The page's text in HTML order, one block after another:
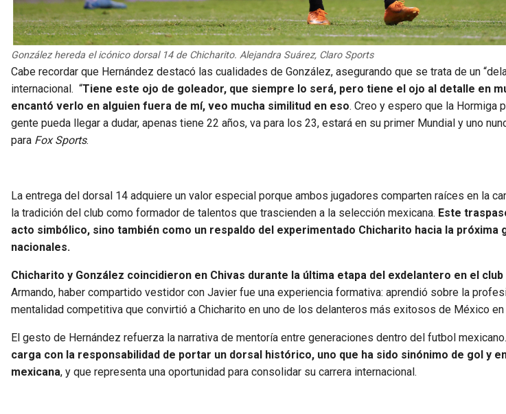
González hereda el icónico dorsal 14 de Chicharito. Alejandra Suárez, Claro Sports
Cabe recordar que Hernández destacó las cualidades de González, asegurando que se trata de un
internacional. “Tiene este ojo de goleador, que siempre lo será, pero tiene el ojo al detalle en
encantó verlo en alguien fuera de mí, veo mucha similitud en eso. Creo y espero que la Hormiga
gente pueda llegar a dudar, apenas tiene 22 años, va para los 23, estará en su primer Mundial y uno
para Fox Sports.
La entrega del dorsal 14 adquiere un valor especial porque ambos jugadores comparten raíces en la
la tradición del club como formador de talentos que trascienden a la selección mexicana. Este
acto simbólico, sino también como un respaldo del experimentado Chicharito hacia la próxima
nacionales.
Chicharito y González coincidieron en Chivas durante la última etapa del exdelantero en el
Armando, haber compartido vestidor con Javier fue una experiencia formativa: aprendió sobre la
mentalidad competitiva que convirtió a Chicharito en uno de los delanteros más exitosos de México en
El gesto de Hernández refuerza la narrativa de mentoría entre generaciones dentro del futbol mexicano.
carga con la responsabilidad de portar un dorsal histórico, uno que ha sido sinónimo de gol y
mexicana, y que representa una oportunidad para consolidar su carrera internacional.